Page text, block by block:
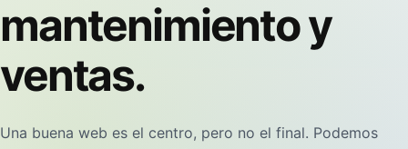
mantenimiento y
ventas.
Una buena web es el centro, pero no el final. Podemos